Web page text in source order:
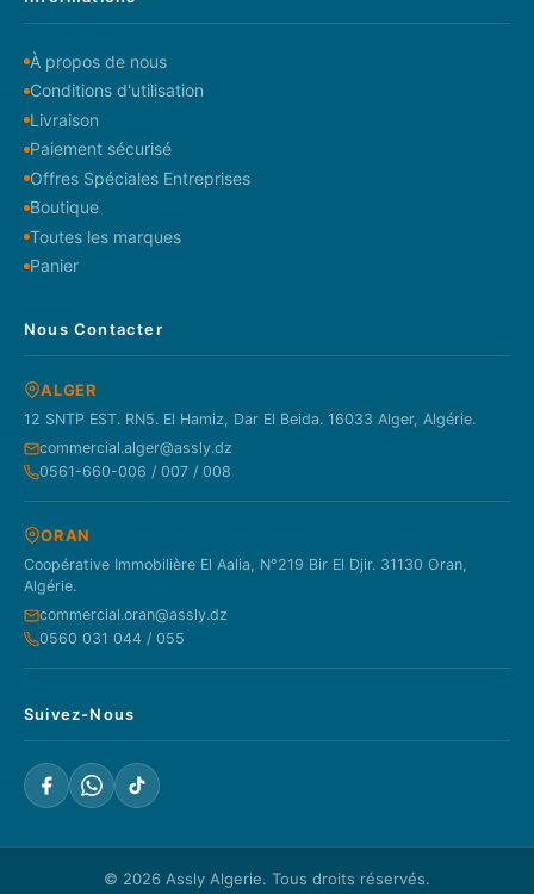
À propos de nous
Conditions d'utilisation
Livraison
Paiement sécurisé
Offres Spéciales Entreprises
Boutique
Toutes les marques
Panier
Nous Contacter
ALGER
12 SNTP EST. RN5. El Hamiz, Dar El Beida. 16033 Alger, Algérie.
commercial.alger@assly.dz
0561-660-006 / 007 / 008
ORAN
Coopérative Immobilière El Aalia, N°219 Bir El Djir. 31130 Oran,
Algérie.
commercial.oran@assly.dz
0560 031 044 / 055
Suivez-Nous
© 2026 Assly Algerie. Tous droits réservés.